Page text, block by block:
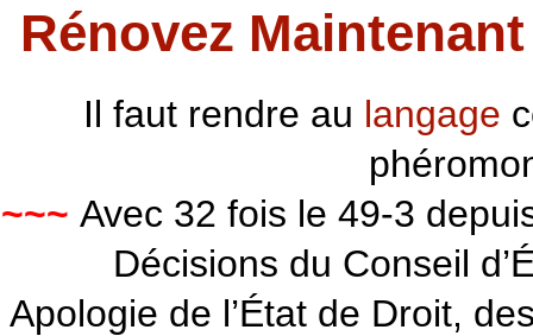
Rénovez
Il faut rendre au langage
~~~ Avec 32 fois le 49-3
Décisions du Conseil
Apologie de l’État de Droit,